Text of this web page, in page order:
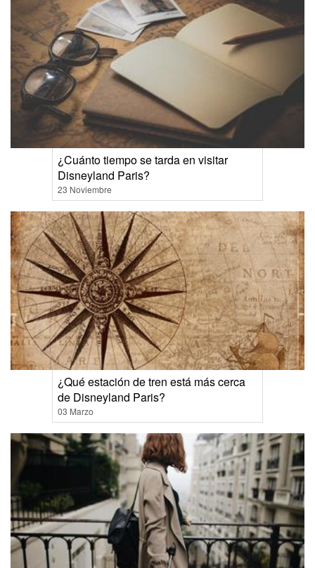
¿Cuánto tiempo se tarda en visitar
Disneyland Paris?
23 Noviembre
¿Qué estación de tren está más cerca
de Disneyland Paris?
03 Marzo